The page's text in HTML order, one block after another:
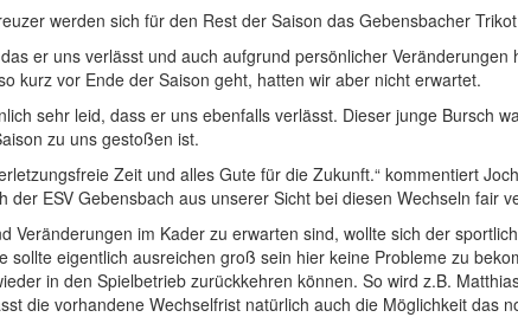
werden sich für den Rest der Saison das Gebensbacher
er uns verlässt und auch aufgrund persönlicher
kurz vor Ende der Saison geht, hatten wir aber nicht erwartet.
sehr leid, dass er uns ebenfalls verlässt. Dieser junge Bursch
zu uns gestoßen ist.
Zeit und alles Gute für die Zukunft.“ kommentiert
der ESV Gebensbach aus unserer Sicht bei diesen Wechseln fair
Veränderungen im Kader zu erwarten sind, wollte sich der
sollte eigentlich ausreichen groß sein hier keine Probleme zu
in den Spielbetrieb zurückkehren können. So wird z.B.
die vorhandene Wechselfrist natürlich auch die Möglichkeit das